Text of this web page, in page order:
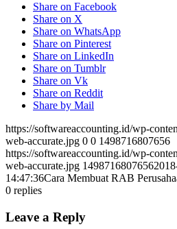
Share on Facebook
Share on X
Share on WhatsApp
Share on Pinterest
Share on LinkedIn
Share on Tumblr
Share on Vk
Share on Reddit
Share by Mail
https://softwareaccounting.id/wp-
web-accurate.jpg 0 0 1498716807656
https://softwareaccounting.id/wp-
web-accurate.jpg 1498716807656
14:47:36Cara Membuat RAB
0 replies
Leave a Reply